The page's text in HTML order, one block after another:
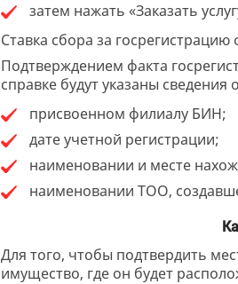
затем нажать «Заказать
Ставка сбора за
Подтверждением факта
справке будут указаны сведения
присвоенном филиалу БИН;
дате учетной регистрации;
наименовании и месте
наименовании ТОО,
Для того, чтобы подтвердить
имущество, где он будет